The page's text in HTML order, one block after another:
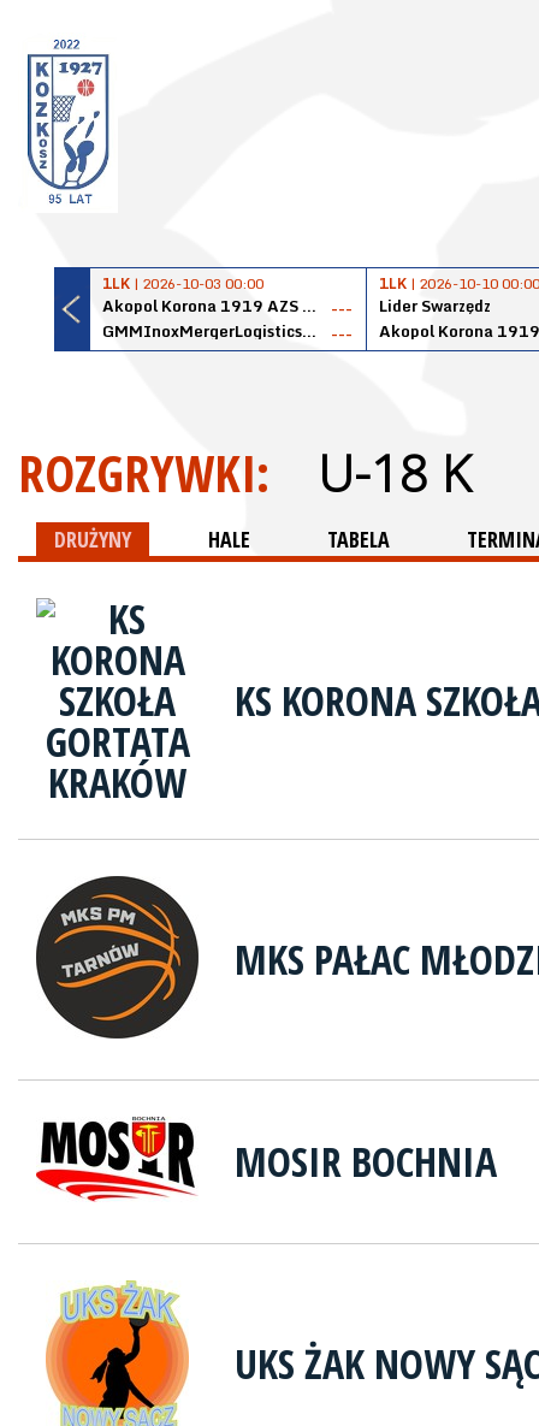
1LK | 2026-10-03 00:00
Akopol Korona 1919 AZS PK Kraków
---
GMMInoxMergerLogisticsPanteryŁańcut
---
1LK | 2026-10-10 00:00
Lider Swarzędz
ROZGRYWKI: U-18 K
DRUŻYNY HALE TABELA
KS KORONA
MKS PAŁAC
MOSIR BOCHNIA
UKS ŻAK NOWY